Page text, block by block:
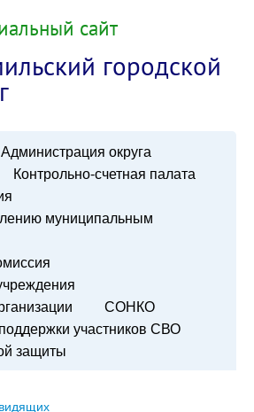
сайт
городской
Администрация округа
Контрольно-счетная палата
муниципальным
СОНКО
участников СВО
защиты